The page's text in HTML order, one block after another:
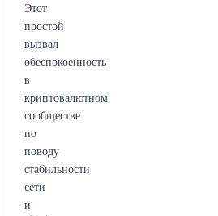
Этот
простой
вызвал
обеспокоенность
в
криптовалютном
сообществе
по
поводу
стабильности
сети
и